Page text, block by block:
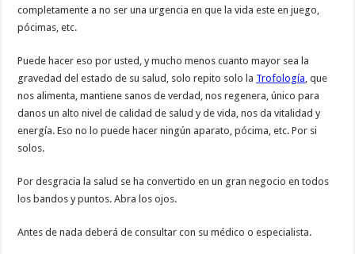
completamente a no ser una urgencia en que la vida este en juego,
pócimas, etc.
Puede hacer eso por usted, y mucho menos cuanto mayor sea la
gravedad del estado de su salud, solo repito solo la Trofología, que
nos alimenta, mantiene sanos de verdad, nos regenera, único para
danos un alto nivel de calidad de salud y de vida, nos da vitalidad y
energía. Eso no lo puede hacer ningún aparato, pócima, etc. Por si
solos.
Por desgracia la salud se ha convertido en un gran negocio en todos
los bandos y puntos. Abra los ojos.
Antes de nada deberá de consultar con su médico o especialista.